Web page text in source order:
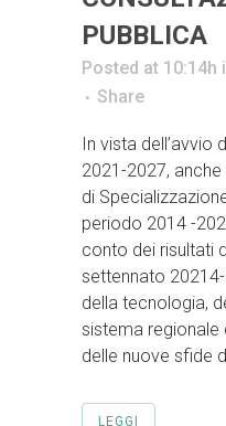
PUBBLICA
Posted at 10:14h
Share
In vista dell’avvio
2021-2027,
di
periodo 2014 -
conto dei risultati
settennato 20214-
della tecnologia,
sistema regionale
delle nuove sfide
LEGGI